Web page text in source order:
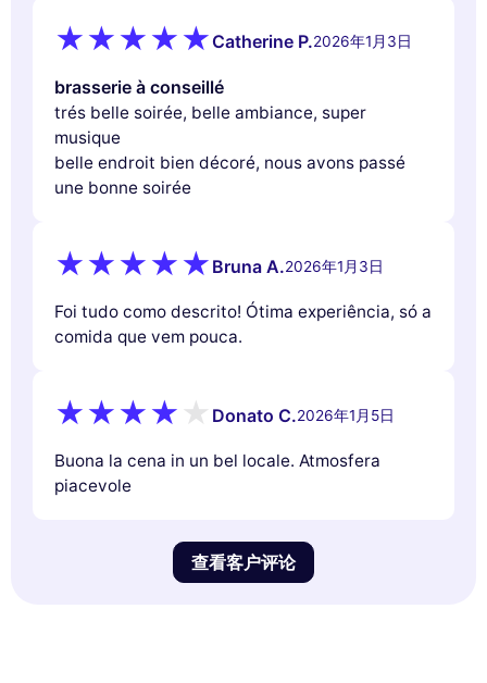
Catherine P.2026年1月3日
brasserie à conseillé
trés belle soirée, belle ambiance, super
musique
belle endroit bien décoré, nous avons passé
une bonne soirée
Bruna A.2026年1月3日
Foi tudo como descrito! Ótima experiência, só a
comida que vem pouca.
Donato C.2026年1月5日
Buona la cena in un bel locale. Atmosfera
piacevole
查看客户评论